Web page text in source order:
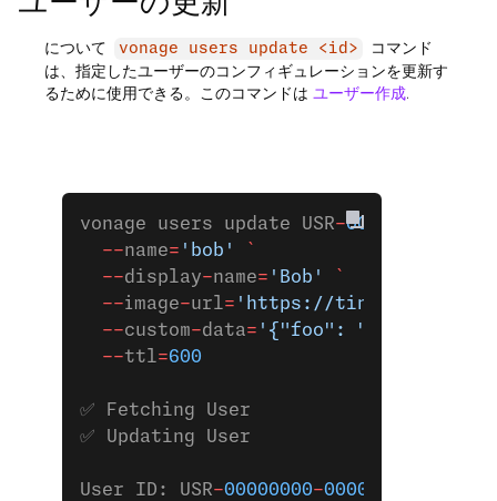
について vonage users update <id>
コマンド
は、指定したユーザーのコンフィギュレーションを更新す
るために使用できる。このコマンドは ユーザー作成.
vonage users update USR-00000000
  --
name= 'bob'
`
  --
display-name= 'Bob'
`
  --
image-url= 'https://tinyurl.com/
  --
custom-data= '{"foo": "bar"}'
  --
ttl=600
✅ Fetching User
✅ Updating User
User ID: USR-00000000-0000